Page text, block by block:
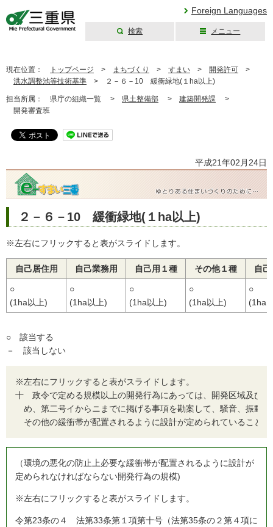
Foreign Languages
検索 メニュー
現在位置： トップページ > まちづくり > すまい > 開発許可 >
洪水調整池等技術基準 > ２－６－10 緩衝緑地(１ha以上)
担当所属： 県庁の組織一覧 > 県土整備部 > 建築開発課 >
開発審査班
平成21年02月24日
２－６－10 緩衝緑地(１ha以上)
※左右にフリックすると表がスライドします。
自己居住用 自己業務用 自己用１種 その他１種 自
○
(1ha以上)
○
(1ha以上)
○
(1ha以上)
○
(1ha以上)
○
(1ha
○ 該当する
－ 該当しない
※左右にフリックすると表がスライドします。
十 政令で定める規模以上の開発行為にあっては、開発区域及び
め、第二号イからニまでに掲げる事項を勘案して、騒音、振動
その他の緩衝帯が配置されるように設計が定められていること。
（環境の悪化の防止上必要な緩衝帯が配置されるように設計が
定められなければならない開発行為の規模)
※左右にフリックすると表がスライドします。
令第23条の４ 法第33条第１項第十号（法第35条の２第４項にお